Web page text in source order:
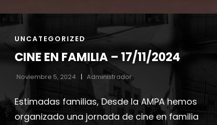
ENLACES
LAS
UNCATEGORIZED
CINE EN FAMILIA – 17/11/2024
Noviembre 5, 2024 Administrador
Estimadas familias, Desde la AMPA hemos
organizado una jornada de cine en familia